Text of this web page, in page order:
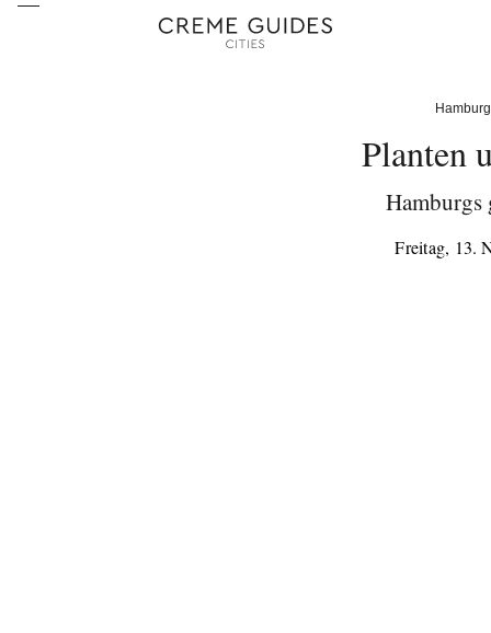
Hamburg
Planten
Hamburgs
Freitag, 13.